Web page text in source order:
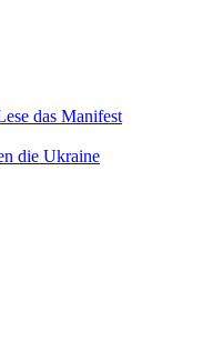
das Manifest
die Ukraine